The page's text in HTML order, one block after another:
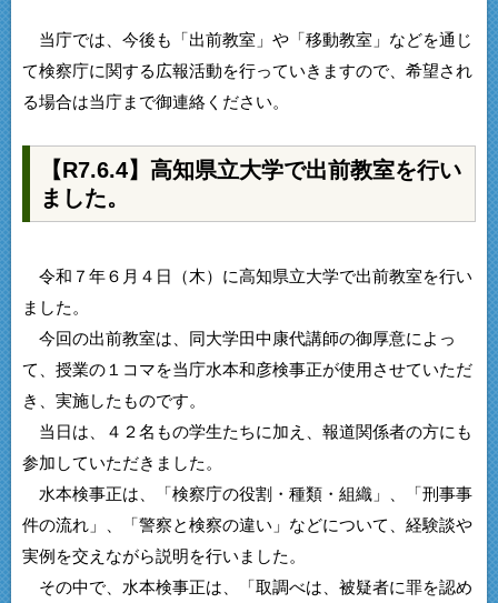
当庁では、今後も「出前教室」や「移動教室」などを通じ
て検察庁に関する広報活動を行っていきますので、希望され
る場合は当庁まで御連絡ください。
【R7.6.4】高知県立大学で出前教室を行い
ました。
令和７年６月４日（木）に高知県立大学で出前教室を行い
ました。
今回の出前教室は、同大学田中康代講師の御厚意によっ
て、授業の１コマを当庁水本和彦検事正が使用させていただ
き、実施したものです。
当日は、４２名もの学生たちに加え、報道関係者の方にも
参加していただきました。
水本検事正は、「検察庁の役割・種類・組織」、「刑事事
件の流れ」、「警察と検察の違い」などについて、経験談や
実例を交えながら説明を行いました。
その中で、水本検事正は、「取調べは、被疑者に罪を認め